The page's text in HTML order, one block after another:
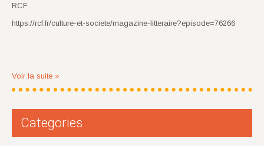
RCF
https://rcf.fr/culture-et-societe/magazine-litteraire?episode=76266
Voir la suite »
Categories